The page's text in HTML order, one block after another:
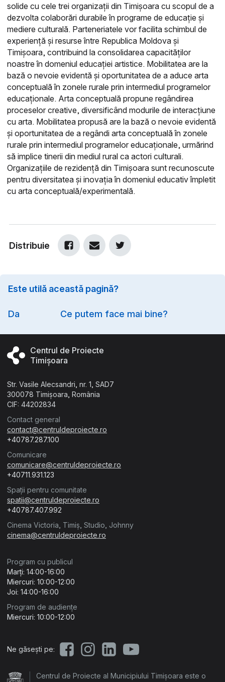
solide cu cele trei organizații din Timișoara cu scopul de a
dezvolta colaborări durabile în programe de educație și
mediere culturală. Parteneriatele vor facilita schimbul de
experiență și resurse între Republica Moldova și
Timișoara, contribuind la consolidarea capacităților
noastre în domeniul educației artistice. Mobilitatea are la
bază o nevoie evidentă și oportunitatea de a aduce arta
conceptuală în zonele rurale prin intermediul programelor
educaționale. Arta conceptuală propune regândirea
proceselor creative, diversificând modurile de interacțiune
cu arta. Mobilitatea propusă are la bază o nevoie evidentă
și oportunitatea de a regândi arta conceptuală în zonele
rurale prin intermediul programelor educaționale, urmărind
să implice tinerii din mediul rural ca actori culturali.
Organizațiile de rezidență din Timișoara sunt recunoscute
pentru diversitatea și inovația în domeniul educativ împletit
cu arta conceptuală/experimentală.
Distribuie
Este utilă această pagină?
Da Ce putem face mai bine?
Centrul de Proiecte
Timișoara
Str. Vasile Alecsandri, nr. 1, SAD7
300078 Timișoara, România
CIF: 44202834
Contact general
contact@centruldeproiecte.ro
+40787.287.100
Comunicare
comunicare@centruldeproiecte.ro
+40711.931.123
Spații pentru comunitate
spatii@centruldeproiecte.ro
+40787.407.992
Cinema Victoria, Timiș, Studio, Johnny
cinema@centruldeproiecte.ro
Program cu publicul
Marți: 14:00-16:00
Miercuri: 10:00-12:00
Joi: 14:00-16:00
Program de audiențe
Miercuri: 10:00-12:00
Ne găsești pe:
Centrul de Proiecte al Municipiului Timișoara este o